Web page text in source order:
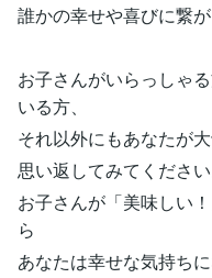
誰かの幸せや喜びに繋
お子さんがいらっしゃ
いる方、
それ以外にもあなたが
思い返してみてください
お子さんが「美味しい
ら
あなたは幸せな気持ち